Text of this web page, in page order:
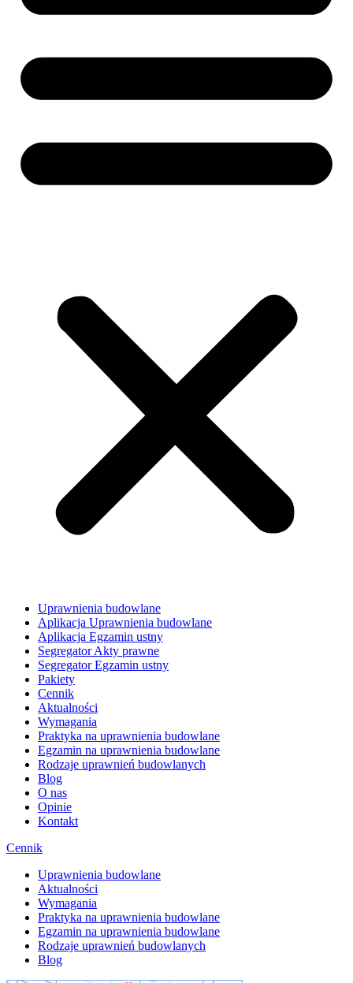
Uprawnienia budowlane
Aplikacja Uprawnienia budowlane
Aplikacja Egzamin ustny
Segregator Akty prawne
Segregator Egzamin ustny
Pakiety
Cennik
Aktualności
Wymagania
Praktyka na uprawnienia budowlane
Egzamin na uprawnienia budowlane
Rodzaje uprawnień budowlanych
Blog
O nas
Opinie
Kontakt
Cennik
Uprawnienia budowlane
Aktualności
Wymagania
Praktyka na uprawnienia budowlane
Egzamin na uprawnienia budowlane
Rodzaje uprawnień budowlanych
Blog